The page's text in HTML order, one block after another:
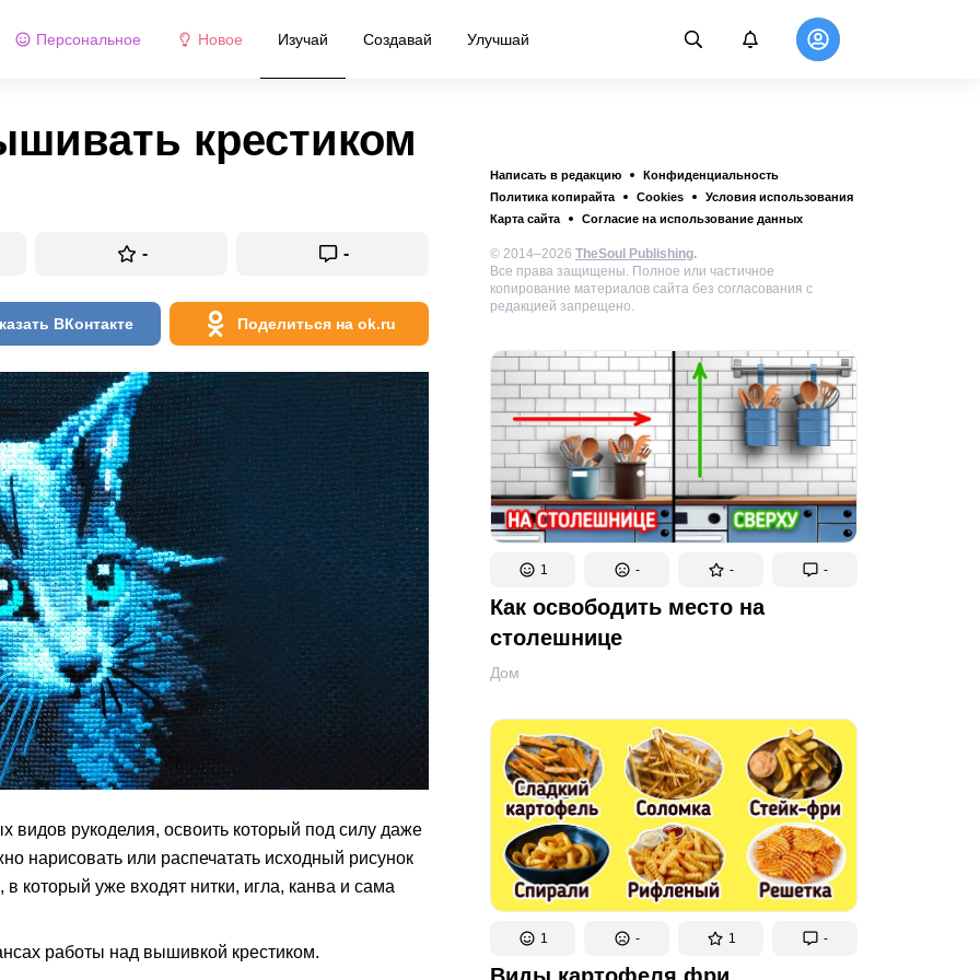
Персональное Новое Изучай Создавай Улучшай
Написать в редакцию
Конфиденциальность
Политика копирайта
Cookies
Условия использования
Карта сайта
Согласие на использование данных
© 2014–2026 TheSoul Publishing.
Все права защищены. Полное или частичное
копирование материалов сайта без согласования с
редакцией запрещено.
1 - - -
Как освободить место на
столешнице
Дом
1 - 1 -
крестиком
- -
ВКонтакте Поделиться на ok.ru
рукоделия, освоить который под силу даже
нарисовать или распечатать исходный рисунок
который уже входят нитки, игла, канва и сама
работы над вышивкой крестиком.